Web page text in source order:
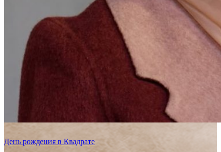
День рождения в Квадрате